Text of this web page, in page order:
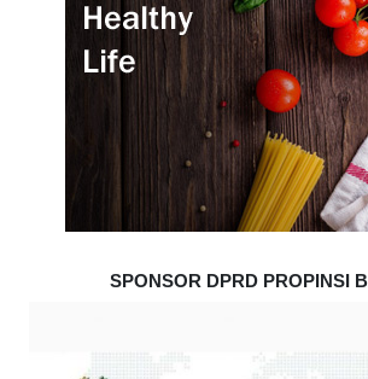
SPONSOR DPRD PROPINSI